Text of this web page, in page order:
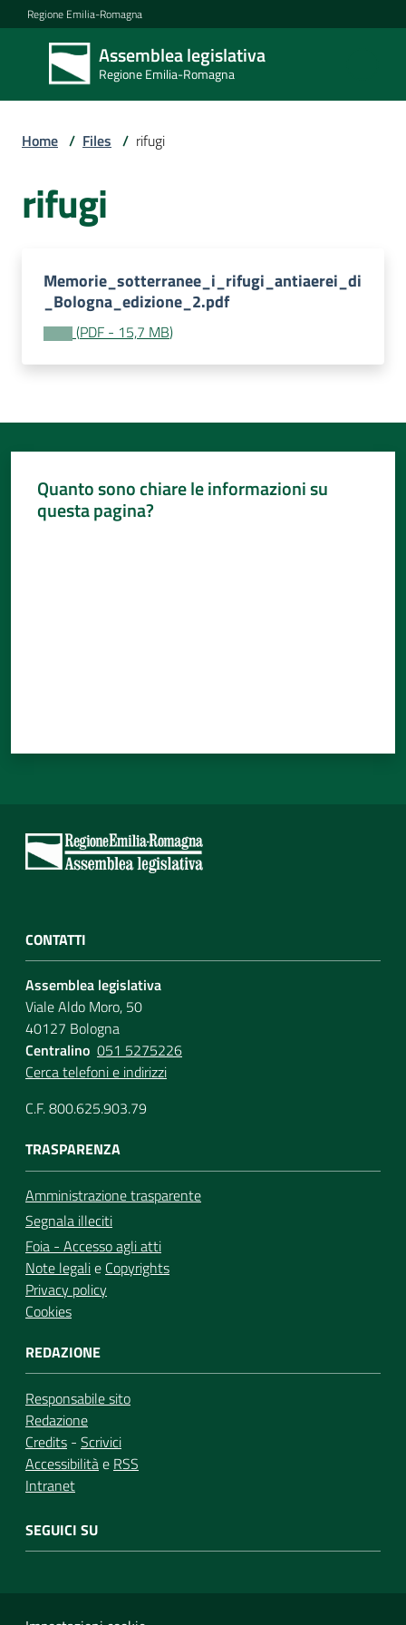
Vai al contenuto
Vai alla navigazione
Vai al footer
Regione Emilia-Romagna
Assemblea legislativa
Regione Emilia-Romagna
Assemblea
legislativa
Regione Emilia-
Assemblea
Argomenti
media
Per
Home / Files / rifugi
rifugi
Memorie_sotterranee_i_rifugi_antiaerei_di
_Bologna_edizione_2.pdf
(PDF - 15,7 MB)
Quanto sono chiare le informazioni su
questa pagina?
CONTATTI
Assemblea legislativa
Viale Aldo Moro, 50
40127 Bologna
Centralino 051 5275226
Cerca telefoni e indirizzi
C.F. 800.625.903.79
TRASPARENZA
Amministrazione trasparente
Segnala illeciti
Foia - Accesso agli atti
Note legalie Copyrights
Privacy policy
Cookies
REDAZIONE
Responsabile sito
Redazione
Credits - Scrivici
Accessibilitàe RSS
Intranet
SEGUICI SU